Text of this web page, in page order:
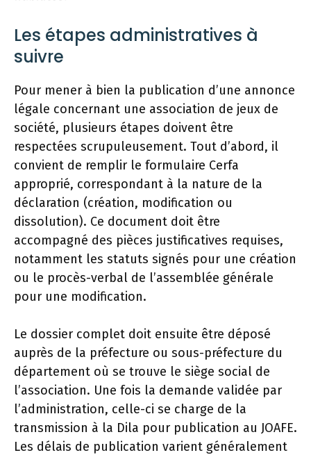
Les étapes administratives à
suivre
Pour mener à bien la publication d’une annonce
légale concernant une association de jeux de
société, plusieurs étapes doivent être
respectées scrupuleusement. Tout d’abord, il
convient de remplir le formulaire Cerfa
approprié, correspondant à la nature de la
déclaration (création, modification ou
dissolution). Ce document doit être
accompagné des pièces justificatives requises,
notamment les statuts signés pour une création
ou le procès-verbal de l’assemblée générale
pour une modification.
Le dossier complet doit ensuite être déposé
auprès de la préfecture ou sous-préfecture du
département où se trouve le siège social de
l’association. Une fois la demande validée par
l’administration, celle-ci se charge de la
transmission à la Dila pour publication au JOAFE.
Les délais de publication varient généralement